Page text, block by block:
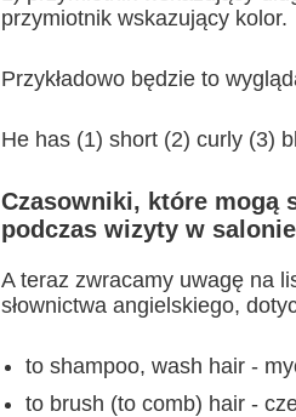
przymiotnik wskazujący kolor.
Przykładowo będzie to
He has (1) short (2) curly (3)
Czasowniki, które mogą
podczas wizyty w
A teraz zwracamy uwagę na
słownictwa angielskiego,
to shampoo, wash hair -
to brush (to comb) hair -